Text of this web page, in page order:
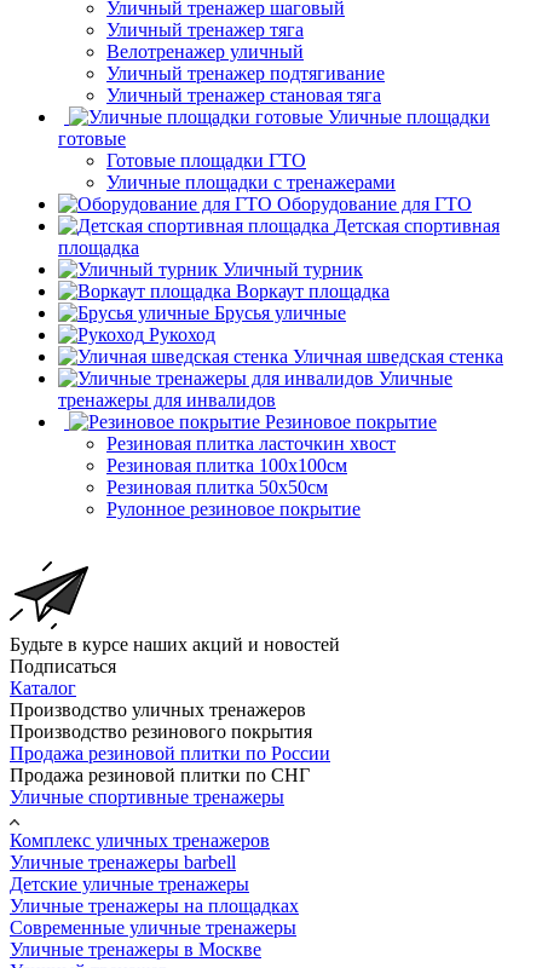
Уличный тренажер шаговый
Уличный тренажер тяга
Велотренажер уличный
Уличный тренажер подтягивание
Уличный тренажер становая тяга
Уличные площадки
готовые
Готовые площадки ГТО
Уличные площадки с тренажерами
Оборудование для ГТО
Детская спортивная
площадка
Уличный турник
Воркаут площадка
Брусья уличные
Рукоход
Уличная шведская стенка
Уличные
тренажеры для инвалидов
Резиновое покрытие
Резиновая плитка ласточкин хвост
Резиновая плитка 100х100см
Резиновая плитка 50х50см
Рулонное резиновое покрытие
Будьте в курсе наших акций и новостей
Подписаться
Каталог
Производство уличных тренажеров
Производство резинового покрытия
Продажа резиновой плитки по России
Продажа резиновой плитки по СНГ
Уличные спортивные тренажеры
Комплекс уличных тренажеров
Уличные тренажеры barbell
Детские уличные тренажеры
Уличные тренажеры на площадках
Современные уличные тренажеры
Уличные тренажеры в Москве